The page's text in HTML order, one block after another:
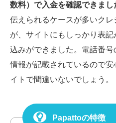
数料）で入金を確認できまし
伝えられるケースが多いク
が、サイトにもしっかり表
込みができました。電話番
情報が記載されているので
イトで間違いないでしょう。
Papattoの特徴